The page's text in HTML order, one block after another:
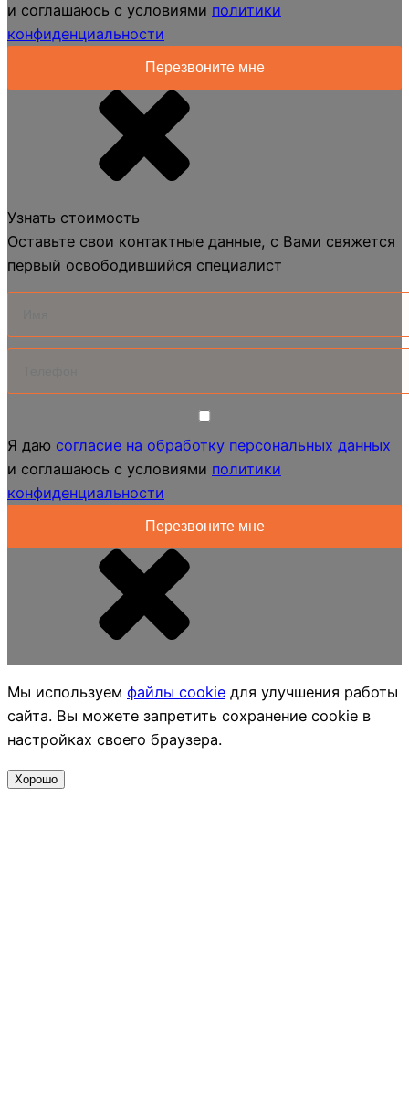
и соглашаюсь с условиями политики
конфиденциальности
Узнать стоимость
Оставьте свои контактные данные, с Вами свяжется
первый освободившийся специалист
Я даю согласие на обработку персональных данных
и соглашаюсь с условиями политики
конфиденциальности
Мы используем файлы cookie для улучшения работы
сайта. Вы можете запретить сохранение cookie в
настройках своего браузера.
Хорошо